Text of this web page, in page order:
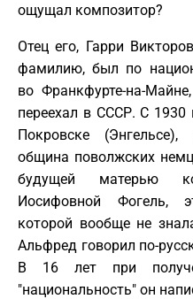
ощущал композитор?
Отец его, Гарри
фамилию, был по
во Франкфурте-на-
переехал в СССР. С 1930
Покровске
община поволжских
будущей матерью
Иосифовной Фогель,
которой вообще не
Альфред говорил по-
В 16 лет при
"национальность" он